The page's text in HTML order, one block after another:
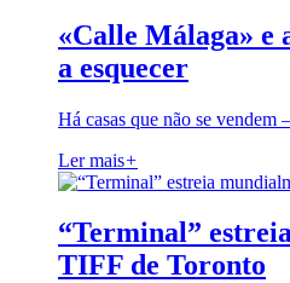
«Calle Málaga» e
a esquecer
Há casas que não se
Ler mais+
“Terminal”
TIFF de Toronto